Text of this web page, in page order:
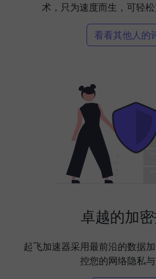
术，只为速度而生，可轻松
看看其他人的
卓越的加
起飞加速器采用最前沿的数据
控您的网络隐私与